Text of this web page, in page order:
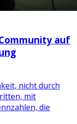
auf
nicht durch
mit
die